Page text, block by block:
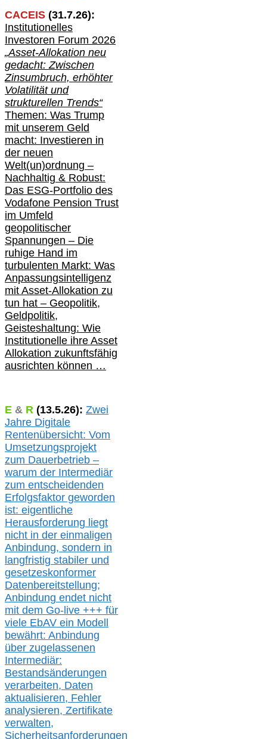
CACEIS (31.7.26):
Institutionelles
Investoren Forum 2026
„Asset-Allokation neu
gedacht: Zwischen
Zinsumbruch, erhöhter
Volatilität und
strukturellen Trends“
Themen: Was Trump
mit unserem Geld
macht: Investieren in
der neuen
Welt(un)ordnung –
Nachhaltig & Robust:
Das ESG-Portfolio des
Vodafone Pension Trust
im Umfeld
geopolitischer
Spannungen – Die
ruhige Hand im
turbulenten Markt: Was
Anpassungsintelligenz
mit Asset-Allokation zu
tun hat – Geopolitik,
Geldpolitik,
Geisteshaltung: Wie
Institutionelle ihre Asset
Allokation zukunftsfähig
ausrichten können …
E & R (13.5.26): Zwei
Jahre Digitale
Rentenübersicht: Vom
Umsetzungsprojekt
zum Dauerbetrieb –
warum der Intermediär
zum entscheidenden
Erfolgsfaktor geworden
ist: eigentliche
Herausforderung liegt
nicht in der einmaligen
Anbindung, sondern in
langfristig stabiler und
gesetzeskonformer
Datenbereitstellung;
Anbindung endet nicht
mit dem Go-live +++ für
viele EbAV ein Modell
bewährt: Anbindung
über zugelassenen
Intermediär:
Bestandsänderungen
verarbeiten, Daten
aktualisieren, Fehler
analysieren, Zertifikate
verwalten,
Sicherheitsanforderungen